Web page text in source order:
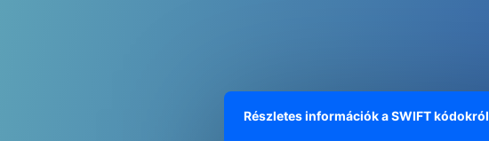
Részletes információk a SWIFT kódokról